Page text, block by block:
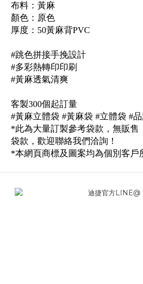
布料： 黃麻
顏色：原色
厚度： 50黃麻背PVC
#跳色拼接手挽設計
#多彩熱轉印印刷
#黃麻透氣清爽
客製300個起訂量
#黃麻立體袋 #黃麻袋 #立體袋 #
*此為大量訂製參考袋款，無販售
袋款，歡迎聯絡我們洽詢！
*本網頁商標及圖案均為個別客戶